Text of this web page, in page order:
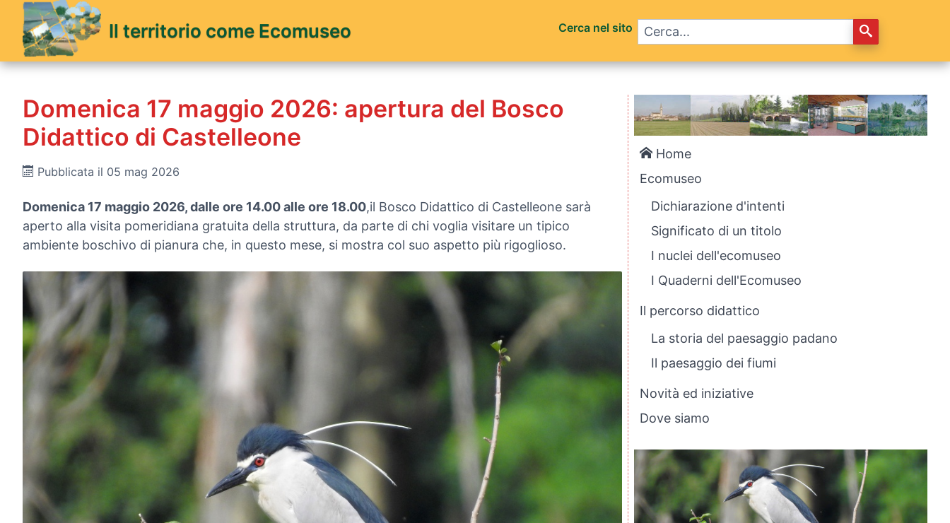
Il territorio come Ecomuseo Cerca nel sito
Domenica 17 maggio 2026: apertura del Bosco
Didattico di Castelleone
Pubblicata il 05 mag 2026
Domenica 17 maggio 2026, dalle ore 14.00 alle ore 18.00,il Bosco Didattico di Castelleone sarà
aperto alla visita pomeridiana gratuita della struttura, da parte di chi voglia visitare un tipico
ambiente boschivo di pianura che, in questo mese, si mostra col suo aspetto più rigoglioso.
Home
Ecomuseo
Dichiarazione d'intenti
Significato di un titolo
I nuclei dell'ecomuseo
I Quaderni dell'Ecomuseo
Il percorso didattico
La storia del paesaggio padano
Il paesaggio dei fiumi
Novità ed iniziative
Dove siamo